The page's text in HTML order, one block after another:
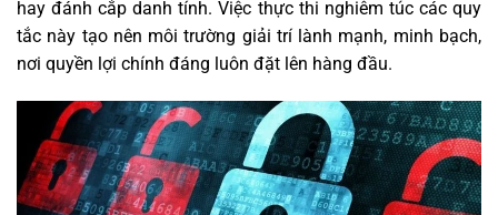
hay đánh cắp danh tính. Việc thực thi nghiêm túc các quy
tắc này tạo nên môi trường giải trí lành mạnh, minh bạch,
nơi quyền lợi chính đáng luôn đặt lên hàng đầu.